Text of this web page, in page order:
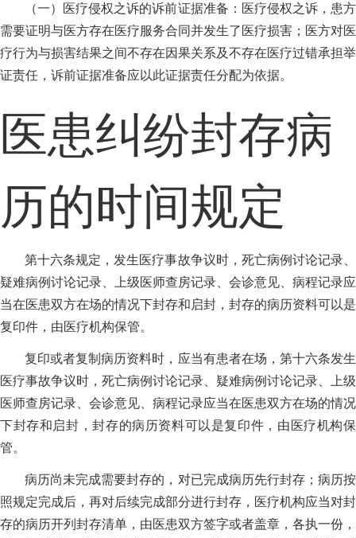
（一）医疗侵权之诉的诉前证据准备：医疗侵权之诉，患方
需要证明与医方存在医疗服务合同并发生了医疗损害；医方对医
疗行为与损害结果之间不存在因果关系及不存在医疗过错承担举
证责任，诉前证据准备应以此证据责任分配为依据。
医患纠纷封存病
历的时间规定
第十六条规定，发生医疗事故争议时，死亡病例讨论记录、
疑难病例讨论记录、上级医师查房记录、会诊意见、病程记录应
当在医患双方在场的情况下封存和启封，封存的病历资料可以是
复印件，由医疗机构保管。
复印或者复制病历资料时，应当有患者在场，第十六条发生
医疗事故争议时，死亡病例讨论记录、疑难病例讨论记录、上级
医师查房记录、会诊意见、病程记录应当在医患双方在场的情况
下封存和启封，封存的病历资料可以是复印件，由医疗机构保
管。
病历尚未完成需要封存的，对已完成病历先行封存；病历按
照规定完成后，再对后续完成部分进行封存，医疗机构应当对封
存的病历开列封存清单，由医患双方签字或者盖章，各执一份，